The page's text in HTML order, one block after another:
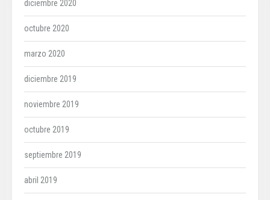
diciembre 2020
octubre 2020
marzo 2020
diciembre 2019
noviembre 2019
octubre 2019
septiembre 2019
abril 2019